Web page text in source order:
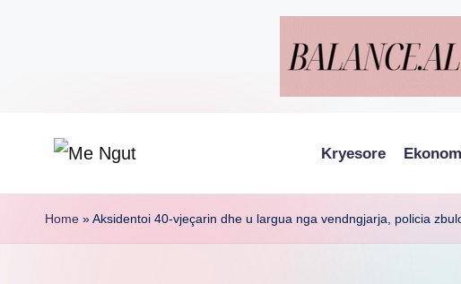
M
e
lexohen
lajmet
Kryesore
Home »Aksidentoi 40-vjeçarin dhe u largua nga vendngjarja, policia